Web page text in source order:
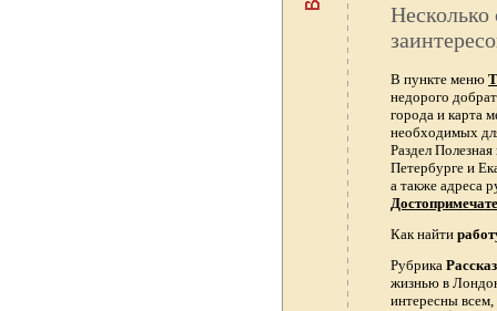
Несколько
В пункте меню
недорого
города и карта
необходимых
Раздел
Петербурге и
а также адреса
Как найти
Рубрика
жизнью в
интересны